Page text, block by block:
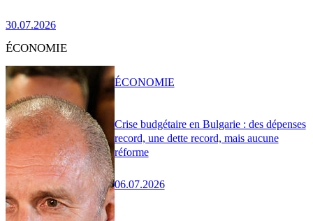
30.07.2026
ÉCONOMIE
Crise budgétaire en Bulgarie : des dépenses
record, une dette record, mais aucune
réforme
06.07.2026
ÉCONOMIE